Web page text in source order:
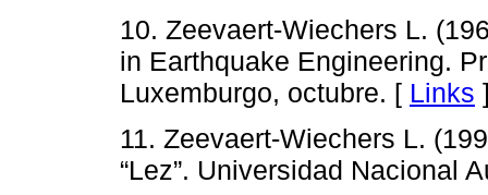
10. Zeevaert-Wiechers L.
in Earthquake Engineering.
Luxemburgo, octubre. [ Links
11. Zeevaert-Wiechers L.
“Lez”. Universidad Nacional